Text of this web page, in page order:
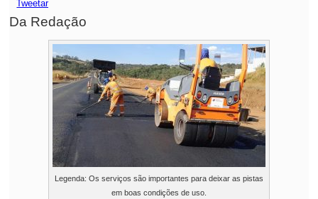
Tweetar
Da Redação
Legenda: Os serviços são importantes para deixar as pistas
em boas condições de uso.